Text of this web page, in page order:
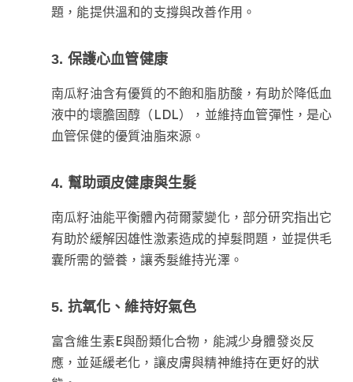
題，能提供溫和的支撐與改善作用。
3. 保護心血管健康
南瓜籽油含有優質的不飽和脂肪酸，有助於降低血
液中的壞膽固醇（LDL），並維持血管彈性，是心
血管保健的優質油脂來源。
4. 幫助頭皮健康與生髮
南瓜籽油能平衡體內荷爾蒙變化，部分研究指出它
有助於緩解因雄性激素造成的掉髮問題，並提供毛
囊所需的營養，讓秀髮維持光澤。
5. 抗氧化、維持好氣色
富含維生素E與酚類化合物，能減少身體發炎反
應，並延緩老化，讓皮膚與精神維持在更好的狀